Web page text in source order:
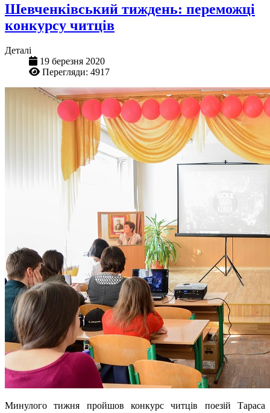
Шевченківський тиждень: переможці
конкурсу читців
Деталі
19 березня 2020
Перегляди: 4917
Минулого тижня пройшов конкурс читців поезій Тараса